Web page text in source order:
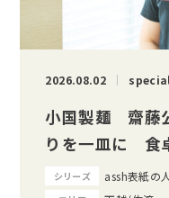
2026.08.02
小国製麺 齋藤
りを一皿に 食
シリーズ assh表紙の